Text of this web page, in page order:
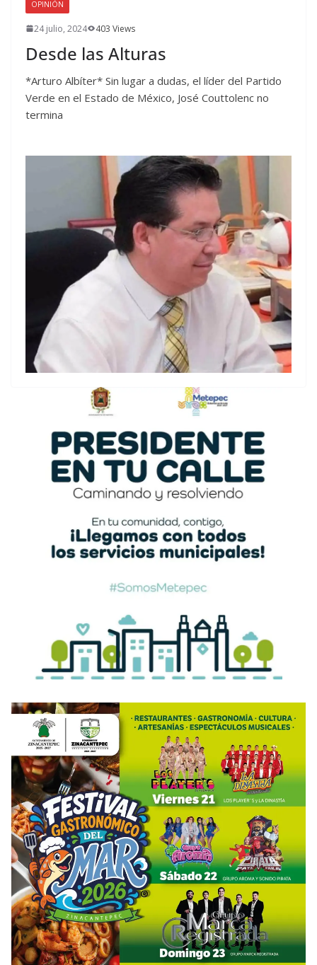
OPINIÓN
24 julio, 2024 403 Views
Desde las Alturas
*Arturo Albíter* Sin lugar a dudas, el líder del Partido
Verde en el Estado de México, José Couttolenc no
termina